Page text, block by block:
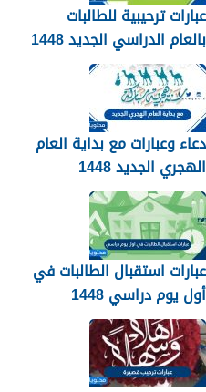
عبارات ترحيبية للطالبات
بالعام الدراسي الجديد 1448
بالصور
دعاء وعبارات مع بداية العام
الهجري الجديد 1448
عبارات استقبال الطالبات في
أول يوم دراسي 1448